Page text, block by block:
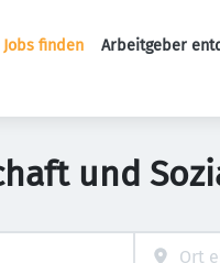
Jobs finden Arbeitgeber
und